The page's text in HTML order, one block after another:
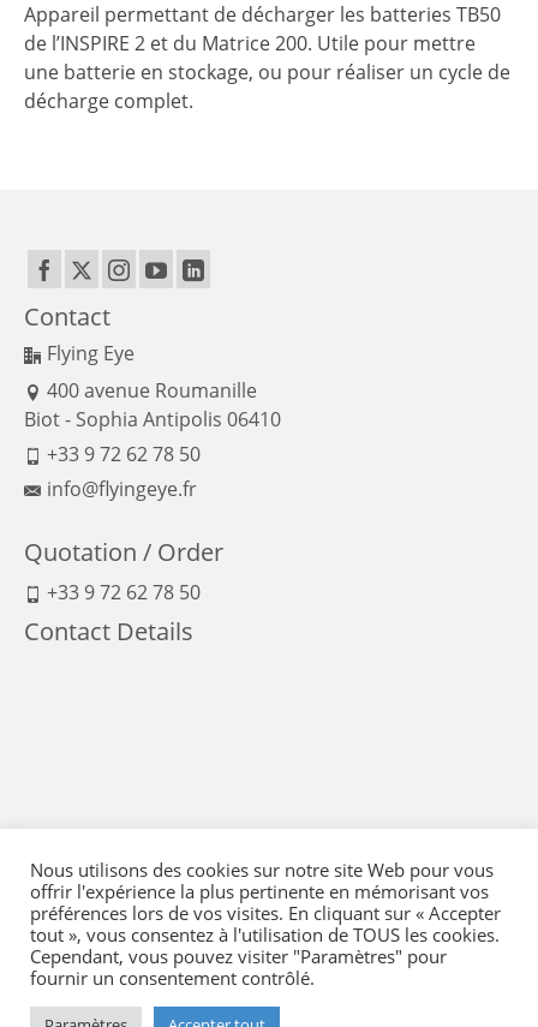
Appareil permettant de décharger les batteries TB50
de l’INSPIRE 2 et du Matrice 200. Utile pour mettre
une batterie en stockage, ou pour réaliser un cycle de
décharge complet.
Contact
Flying Eye
400 avenue Roumanille
Biot - Sophia Antipolis 06410
+33 9 72 62 78 50
info@flyingeye.fr
Quotation / Order
+33 9 72 62 78 50
Contact Details
Legal Notice-Terms of Sales-Politique de confidentialité
Nous utilisons des cookies sur notre site Web pour vous
offrir l'expérience la plus pertinente en mémorisant vos
préférences lors de vos visites. En cliquant sur « Accepter
tout », vous consentez à l'utilisation de TOUS les cookies.
Cependant, vous pouvez visiter "Paramètres" pour
fournir un consentement contrôlé.